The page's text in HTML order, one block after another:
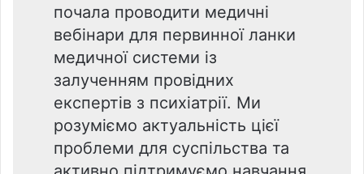
почала проводити медичні
вебінари для первинної ланки
медичної системи із
залученням провідних
експертів з психіатрії. Ми
розуміємо актуальність цієї
проблеми для суспільства та